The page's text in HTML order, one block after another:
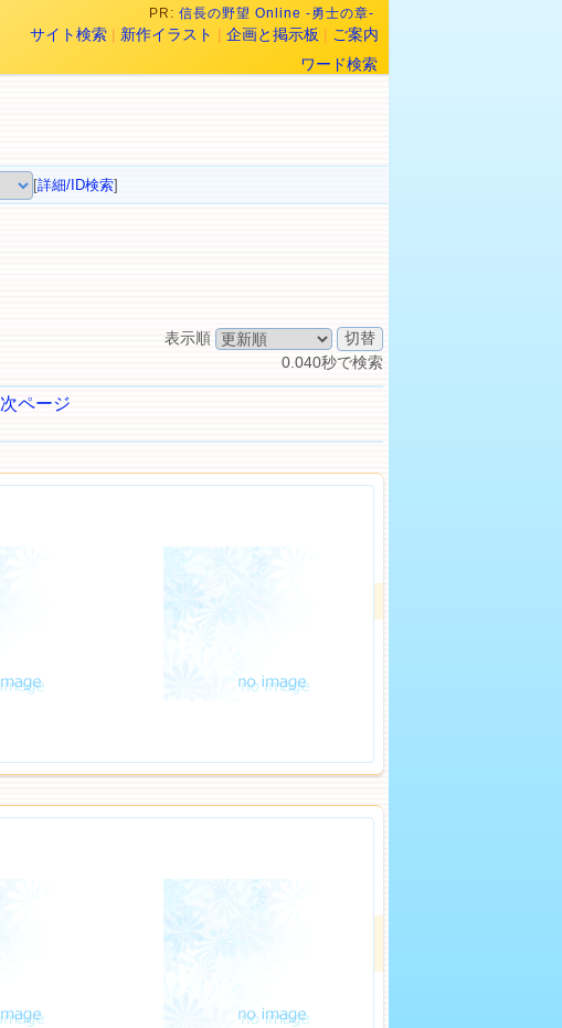
PR: 信長の野望 Online -勇士の章-
サイト検索 | 新作イラスト | 企画と掲示板 | ご案内
ワード検索
[詳細/ID検索]
表示順
0.040秒で検索
次ページ